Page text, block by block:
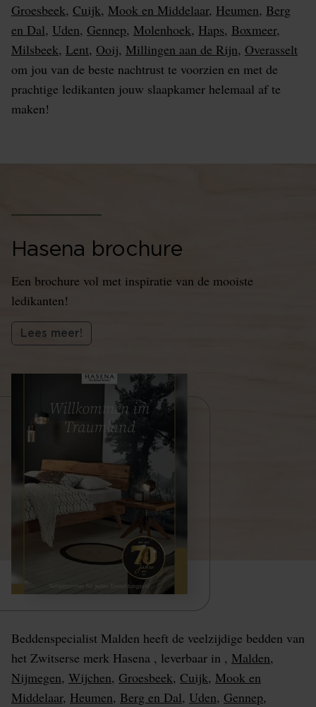
Groesbeek, Cuijk, Mook en Middelaar, Heumen, Berg
en Dal, Uden, Gennep, Molenhoek, Haps, Boxmeer,
Milsbeek, Lent, Ooij, Millingen aan de Rijn, Overasselt
om jou van de beste nachtrust te voorzien en met de
prachtige ledikanten jouw slaapkamer helemaal af te
maken!
Hasena brochure
Een brochure vol met inspiratie van de mooiste
ledikanten!
Lees meer!
Beddenspecialist Malden heeft de veelzijdige bedden van
het Zwitserse merk Hasena , leverbaar in , Malden,
Nijmegen, Wijchen, Groesbeek, Cuijk, Mook en
Middelaar, Heumen, Berg en Dal, Uden, Gennep,